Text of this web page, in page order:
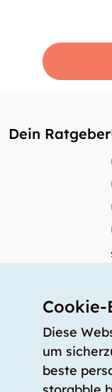
Dein Ratgeber
Mehr über
Medienbeiträge
Wie gross muss
Cookie-
Diese
um
beste